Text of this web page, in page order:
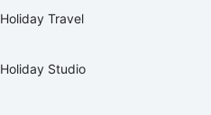
Holiday Travel
Holiday Studio